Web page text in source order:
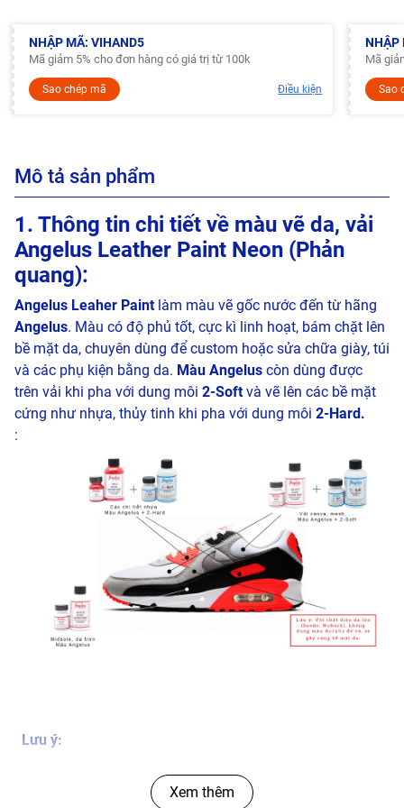
NHẬP MÃ: VIHAND5
Mã giảm 5% cho đơn hàng có giá trị từ 100k
Sao chép mã Điều kiện
NHẬP
Mã
Sao
Mô tả sản phẩm
1. Thông tin chi tiết về màu vẽ da, vải
Angelus Leather Paint Neon (Phản
quang):
Angelus Leaher Paint làm màu vẽ gốc nước đến từ hãng
Angelus. Màu có độ phủ tốt, cực kì linh hoạt, bám chặt lên
bề mặt da, chuyên dùng để custom hoặc sửa chữa giày, túi
và các phụ kiện bằng da. Màu Angelus còn dùng được
trên vải khi pha với dung môi 2-Softvà vẽ lên các bề mặt
cứng như nhựa, thủy tinh khi pha với dung môi 2-Hard.
:
Lưu ý:
Đậy nắp khi không sử dụng.
Bảo quản nơi thoáng mát, tránh ánh nắng mặt trời
Xem thêm